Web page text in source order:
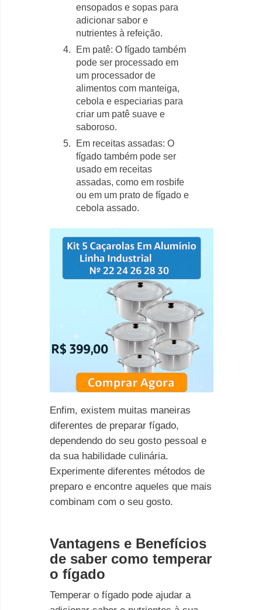
ensopados e sopas para
adicionar sabor e
nutrientes à refeição.
Em patê: O fígado também
pode ser processado em
um processador de
alimentos com manteiga,
cebola e especiarias para
criar um patê suave e
saboroso.
Em receitas assadas: O
fígado também pode ser
usado em receitas
assadas, como em rosbife
ou em um prato de fígado e
cebola assado.
Enfim, existem muitas maneiras
diferentes de preparar fígado,
dependendo do seu gosto pessoal e
da sua habilidade culinária.
Experimente diferentes métodos de
preparo e encontre aqueles que mais
combinam com o seu gosto.
Vantagens e Benefícios
de saber como temperar
o fígado
Temperar o fígado pode ajudar a